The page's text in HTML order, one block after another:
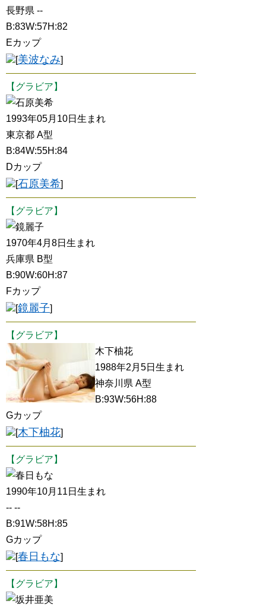
長野県 --
B:83W:57H:82
Eカップ
[美波なみ]
【グラビア】
石原美希
1993年05月10日生まれ
東京都 A型
B:84W:55H:84
Dカップ
[石原美希]
【グラビア】
鏡麗子
1970年4月8日生まれ
兵庫県 B型
B:90W:60H:87
Fカップ
[鏡麗子]
【グラビア】
木下柚花
1988年2月5日生まれ
神奈川県 A型
B:93W:56H:88
Gカップ
[木下柚花]
【グラビア】
春日もな
1990年10月11日生まれ
-- --
B:91W:58H:85
Gカップ
[春日もな]
【グラビア】
坂井亜美